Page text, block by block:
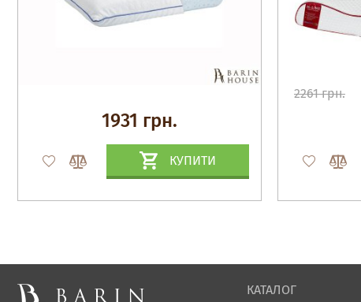
1931 грн.
КУПИТИ
2261 грн.
КАТАЛОГ